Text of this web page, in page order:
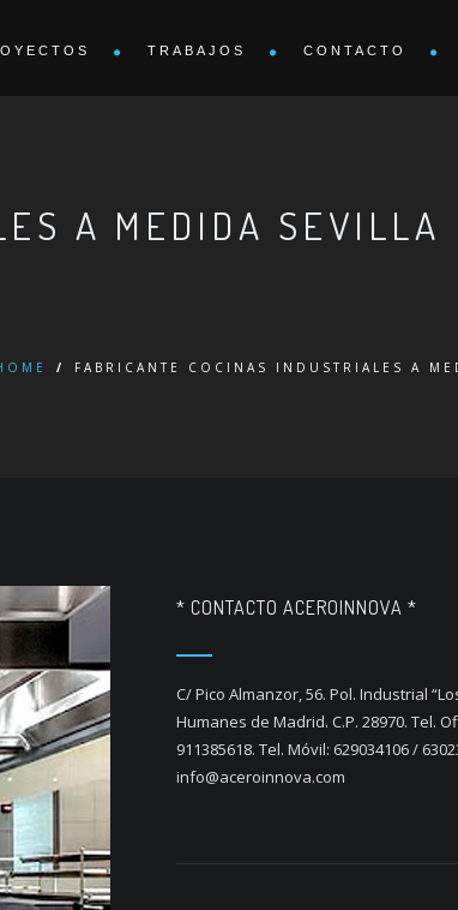
TRABAJOS CONTACTO
A MEDIDA SEVILLA
/ FABRICANTE COCINAS INDUSTRIALES A
* CONTACTO ACEROINNOVA *
C/ Pico Almanzor, 56. Pol. Industrial
Humanes de Madrid. C.P. 28970. Tel.
911385618. Tel. Móvil: 629034106 /
info@aceroinnova.com